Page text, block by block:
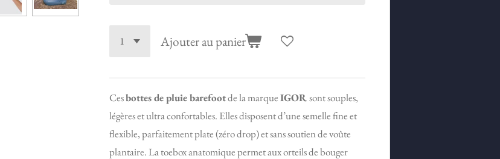
Ajouter au panier
Cesbottes de pluie barefootde la marqueIGORsont souples,
légères et ultra confortables. Elles disposent d’une semelle fine et
flexible, parfaitement plate (zéro drop) et sans soutien de voûte
plantaire. La toebox anatomique permet aux orteils de bouger